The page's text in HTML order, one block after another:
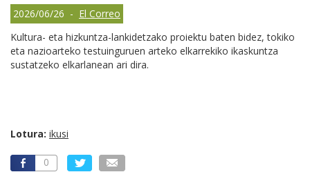
2026/06/26 - El Correo
Kultura- eta hizkuntza-lankidetzako proiektu baten bidez, tokiko
eta nazioarteko testuinguruen arteko elkarrekiko ikaskuntza
sustatzeko elkarlanean ari dira.
Lotura: ikusi
0